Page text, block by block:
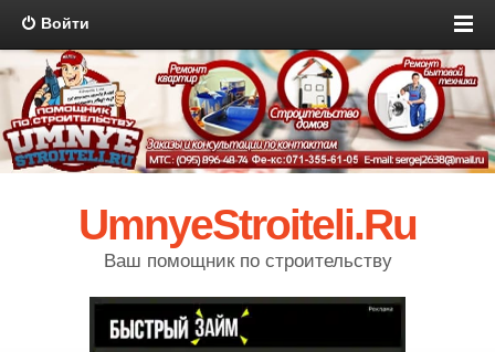
Войти
UmnyeStroiteli.Ru
Ваш помощник по строительству